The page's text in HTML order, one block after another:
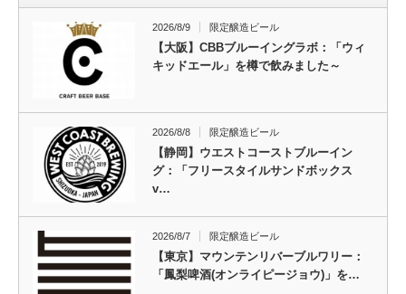
2026/8/9 限定醸造ビール
【大阪】CBBブルーイングラボ：「ウィ
キッドエール」を樽で飲みました～
2026/8/8 限定醸造ビール
【静岡】ウエストコーストブルーイン
グ：「フリースタイルサンドボックス
v…
2026/8/7 限定醸造ビール
【東京】マウンテンリバーブルワリー：
「鳳梨啤酒(オンライピージョウ)」を…